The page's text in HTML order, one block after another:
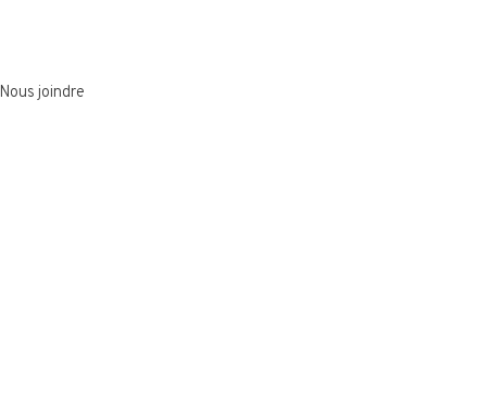
Nous joindre